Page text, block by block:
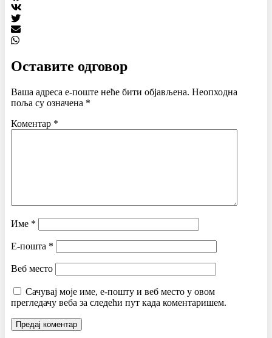
Оставите одговор
Ваша адреса е-поште неће бити објављена. Неопходна
поља су означена *
Коментар *
Име *
Е-пошта *
Веб место
Сачувај моје име, е-пошту и веб место у овом
прегледачу веба за следећи пут када коментаришем.